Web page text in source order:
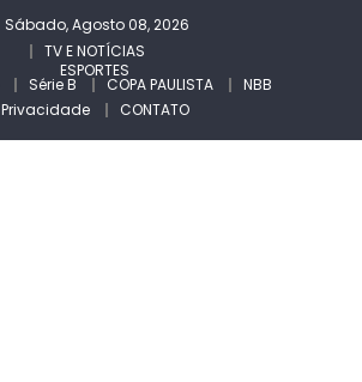
Sábado, Agosto 08, 2026
TV E NOTÍCIAS
ESPORTES
Série B COPA PAULISTA
NBB
Privacidade
CONTATO